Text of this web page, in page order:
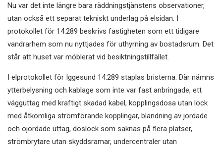
Nu var det inte längre bara räddningstjänstens observationer,
utan också ett separat tekniskt underlag på elsidan. I
protokollet för 14:289 beskrivs fastigheten som ett tidigare
vandrarhem som nu nyttjades för uthyrning av bostadsrum. Det
står att huset var möblerat vid besiktningstillfället.
I elprotokollet för Iggesund 14:289 staplas bristerna. Där nämns
ytterbelysning och kablage som inte var fast anbringade, ett
vägguttag med kraftigt skadad kabel, kopplingsdosa utan lock
med åtkomliga strömförande kopplingar, blandning av jordade
och ojordade uttag, doslock som saknas på flera platser,
strömbrytare utan skyddsramar, undercentraler utan